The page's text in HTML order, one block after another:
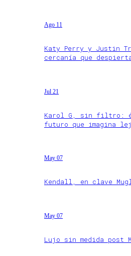
Ago 11
Katy Perry y Justin
cercanía que
Jul 21
Karol G, sin filtro:
futuro que imagina
May 07
Kendall, en clave
May 07
Lujo sin medida post